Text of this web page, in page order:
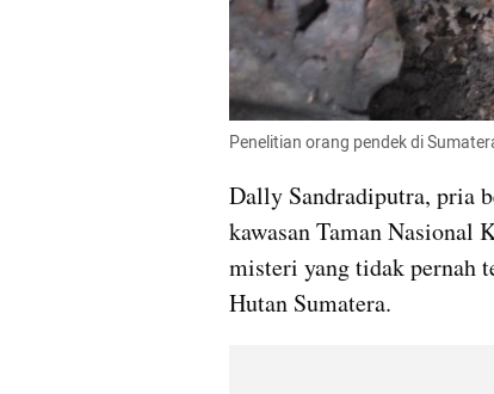
Penelitian orang pendek di
Dally Sandradiputra, pria
kawasan Taman Nasional
misteri yang tidak pernah
Hutan Sumatera.